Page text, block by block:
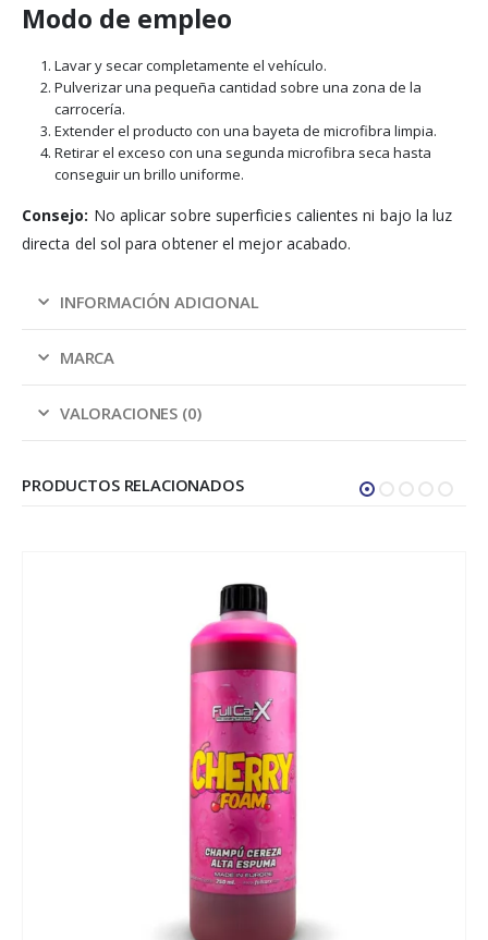
Modo de empleo
Lavar y secar completamente el vehículo.
Pulverizar una pequeña cantidad sobre una zona de la
carrocería.
Extender el producto con una bayeta de microfibra limpia.
Retirar el exceso con una segunda microfibra seca hasta
conseguir un brillo uniforme.
Consejo: No aplicar sobre superficies calientes ni bajo la luz
directa del sol para obtener el mejor acabado.
INFORMACIÓN ADICIONAL
MARCA
VALORACIONES (0)
PRODUCTOS RELACIONADOS